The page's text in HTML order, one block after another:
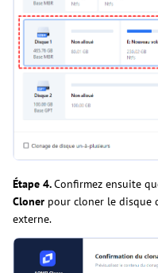
Étape 4.Confirmez ensuite
Cloner pour cloner le disque
externe.